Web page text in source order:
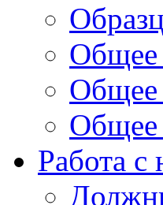
Общее
Общее
Общее
Работа с